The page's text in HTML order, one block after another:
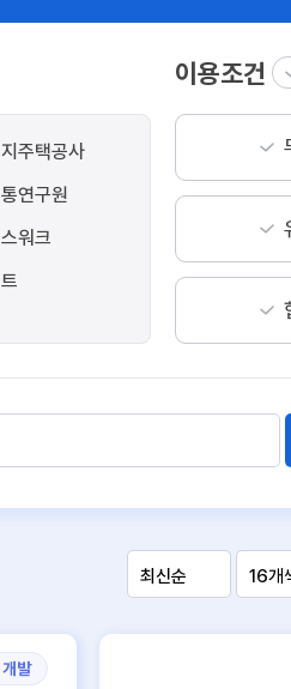
주택공사
연구원
워크
이용조건
발